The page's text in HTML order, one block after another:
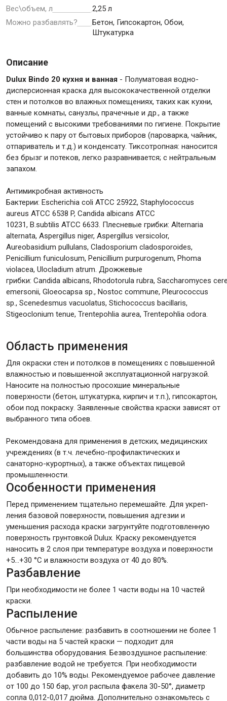
Вес\объем, л
2,25 л
Можно разбавлять?
Бетон, Гипсокартон, Обои,
Штукатурка
Описание
Dulux Bindo 20 кухня и ванная - Полуматовая водно-
дисперсионная краска для высококачественной отделки
стен и потолков во влажных помещениях, таких как кухни,
ванные комнаты, санузлы, прачечные и др., а также
помещений с высокими требованиями по гигиене. Покрытие
устойчиво к пару от бытовых приборов (пароварка, чайник,
отпариватель и т.д.) и конденсату. Тиксотропная: наносится
без брызг и потеков, легко разравнивается; с нейтральным
запахом.
Антимикробная активность
Бактерии: Escherichia coli ATCC 25922, Staphylococcus
aureus ATCC 6538 P, Candida albicans ATCC
10231, B.subtilis ATCC 6633. Плесневые грибки: Alternaria
alternata, Aspergillus niger, Aspergillus versicolor,
Aureobasidium pullulans, Cladosporium cladosporoides,
Penicillium funiculosum, Penicillium purpurogenum, Phoma
violacea, Ulocladium atrum. Дрожжевые
грибки: Candida albicans, Rhodotorula rubra, Saccharomyces
emersonii, Gloeocapsa sp., Nostoc commune, Pleurococcus
sp., Scenedesmus vacuolatus, Stichococcus bacillaris,
Stigeoclonium tenue, Trentepohlia aurea, Trentepohlia odora.
Область применения
Для окраски стен и потолков в помещениях с повышенной
влажностью и повышенной эксплуатационной нагрузкой.
Наносите на полностью просохшие минеральные
поверхности (бетон, штукатурка, кирпич и т.п.), гипсокартон,
обои под покраску. Заявленные свойства краски зависят от
выбранного типа обоев.
Рекомендована для применения в детских, медицинских
учреждениях (в т.ч. лечебно-профилактических и
санаторно-курортных), а также объектах пищевой
промышленности.
Особенности применения
Перед применением тщательно перемешайте. Для укреп-
ления базовой поверхности, повышения адгезии и
уменьшения расхода краски загрунтуйте подготовленную
поверхность грунтовкой Dulux. Краску рекомендуется
наносить в 2 слоя при температуре воздуха и поверхности
+5…+30 °С и влажности воздуха от 40 до 80%.
Разбавление
При необходимости не более 1 части воды на 10 частей
краски.
Распыление
Обычное распыление: разбавить в соотношении не более 1
части воды на 5 частей краски — подходит для
большинства оборудования. Безвоздушное распыление:
разбавление водой не требуется. При необходимости
добавить до 10% воды. Рекомендуемое рабочее давление
от 100 до 150 бар, угол распыла факела 30-50°, диаметр
сопла 0,012-0,017 дюйма. Дополнительно ознакомьтесь с
Анкеры
Монтажные ленты
Канаты, шнуры
Всё для дома и сада
Товары для бани и сауны
Оборудование для клининга и уборки